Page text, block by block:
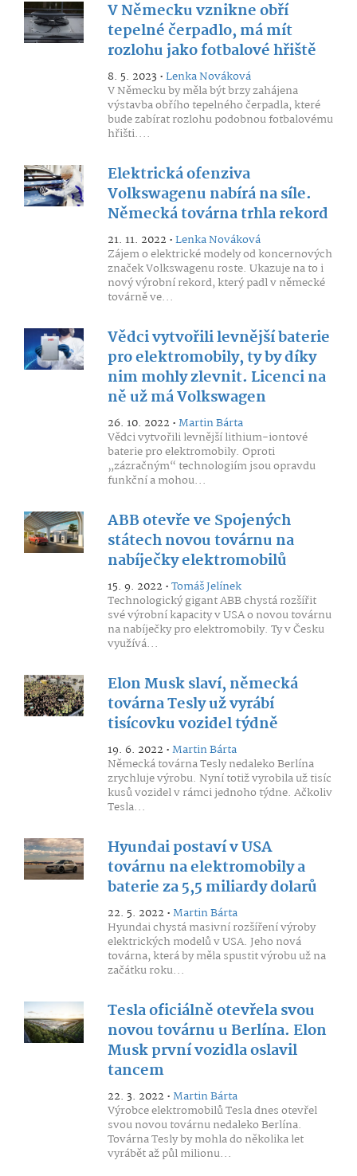
V Německu vznikne obří
tepelné čerpadlo, má mít
rozlohu jako fotbalové hřiště
8. 5. 2023 •Lenka Nováková
V Německu by měla být brzy zahájena
výstavba obřího tepelného čerpadla, které
bude zabírat rozlohu podobnou fotbalovému
hřišti....
Elektrická ofenziva
Volkswagenu nabírá na síle.
Německá továrna trhla rekord
21. 11. 2022 •Lenka Nováková
Zájem o elektrické modely od koncernových
značek Volkswagenu roste. Ukazuje na to i
nový výrobní rekord, který padl v německé
továrně ve...
Vědci vytvořili levnější baterie
pro elektromobily, ty by díky
nim mohly zlevnit. Licenci na
ně už má Volkswagen
26. 10. 2022 •Martin Bárta
Vědci vytvořili levnější lithium-iontové
baterie pro elektromobily. Oproti
„zázračným“ technologiím jsou opravdu
funkční a mohou...
ABB otevře ve Spojených
státech novou továrnu na
nabíječky elektromobilů
15. 9. 2022 •Tomáš Jelínek
Technologický gigant ABB chystá rozšířit
své výrobní kapacity v USA o novou továrnu
na nabíječky pro elektromobily. Ty v Česku
využívá...
Elon Musk slaví, německá
továrna Tesly už vyrábí
tisícovku vozidel týdně
19. 6. 2022 •Martin Bárta
Německá továrna Tesly nedaleko Berlína
zrychluje výrobu. Nyní totiž vyrobila už tisíc
kusů vozidel v rámci jednoho týdne. Ačkoliv
Tesla...
Hyundai postaví v USA
továrnu na elektromobily a
baterie za 5,5 miliardy dolarů
22. 5. 2022 •Martin Bárta
Hyundai chystá masivní rozšíření výroby
elektrických modelů v USA. Jeho nová
továrna, která by měla spustit výrobu už na
začátku roku...
Tesla oficiálně otevřela svou
novou továrnu u Berlína. Elon
Musk první vozidla oslavil
tancem
22. 3. 2022 •Martin Bárta
Výrobce elektromobilů Tesla dnes otevřel
svou novou továrnu nedaleko Berlína.
Továrna Tesly by mohla do několika let
vyrábět až půl milionu...